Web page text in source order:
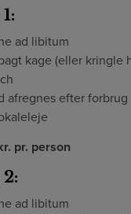
ad libitum
kage (eller kringle
afregnes efter forbrug
pr. person
ad libitum